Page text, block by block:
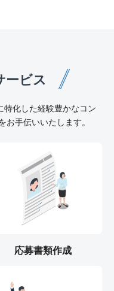
ービス
特化した経験豊かなコン
手伝いいたします。
応募書類作成